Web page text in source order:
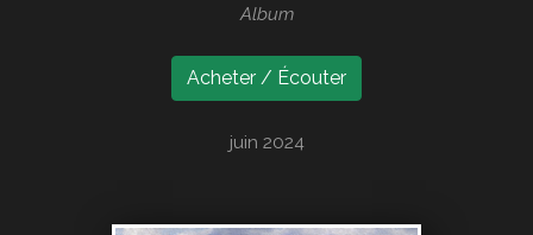
Album
Acheter / Écouter
juin 2024